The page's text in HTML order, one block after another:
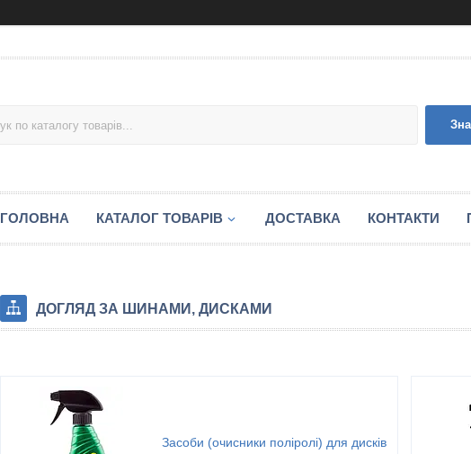
ГОЛОВНА КАТАЛОГ ТОВАРІВ ДОСТАВКА КОНТАКТИ
ДОГЛЯД ЗА ШИНАМИ, ДИСКАМИ
Засоби (очисники поліролі) для дисків